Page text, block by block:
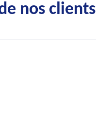
nos clients